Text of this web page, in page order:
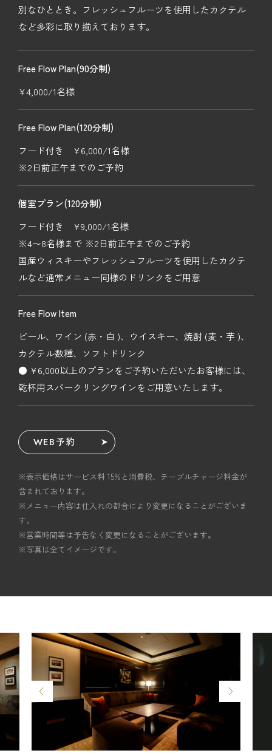
別なひととき。フレッシュフルーツを使用したカクテル
など多彩に取り揃えております。
Free Flow Plan(90分制)
¥4,000/1名様
Free Flow Plan(120分制)
フード付き ¥6,000/1名様
※2日前正午までのご予約
個室プラン(120分制)
フード付き ¥9,000/1名様
※4〜8名様まで ※2日前正午までのご予約
国産ウィスキーやフレッシュフルーツを使用したカクテ
ルなど通常メニュー同様のドリンクをご用意
Free Flow Item
ビール、ワイン (赤・白 )、ウイスキー、焼酎 (麦・芋 )、
カクテル数種、ソフトドリンク
● ¥6,000以上のプランをご予約いただいたお客様には、
乾杯用スパークリングワインをご用意いたします。
WEB予約
※表示価格はサービス料 15%と消費税、テーブルチャージ料金が
含まれております。
※メニュー内容は仕入れの都合により変更になることがございま
す。
※営業時間等は予告なく変更になることがございます。
※写真は全てイメージです。